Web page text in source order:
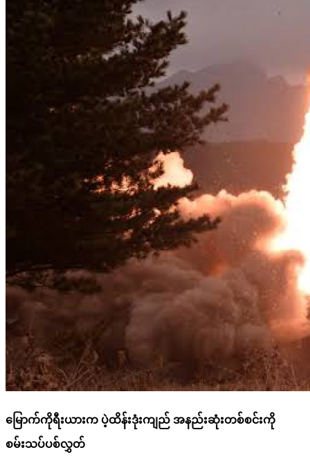
မြောက်ကိုရီးယားက ပဲ့ထိန်းဒုံးကျည် အနည်းဆုံးတစ်စင်းကို
စမ်းသပ်ပစ်လွှတ်